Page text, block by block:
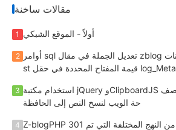
مقالات ساخنة
1 أولاً - الموقع الشبكي
2
أوامر sql تعديل الجملة في مقال zblog في جدول البيانات zbp_po
st قيمة المفتاح المحددة في حقل log_Meta
3 استخدام مكتبة jQuery وClipboardJS لتنفيذ محتوى النقر على صف
حة الويب لنسخ النص إلى الحافظة
4 Z-blogPHP 301 إعادة التوجيه من اثنين من النهج المختلفة التي تم